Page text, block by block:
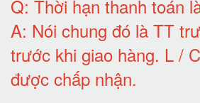
Q: Thời hạn thanh toán
A: Nói chung đó là TT
trước khi giao hàng. L /
được chấp nhận.